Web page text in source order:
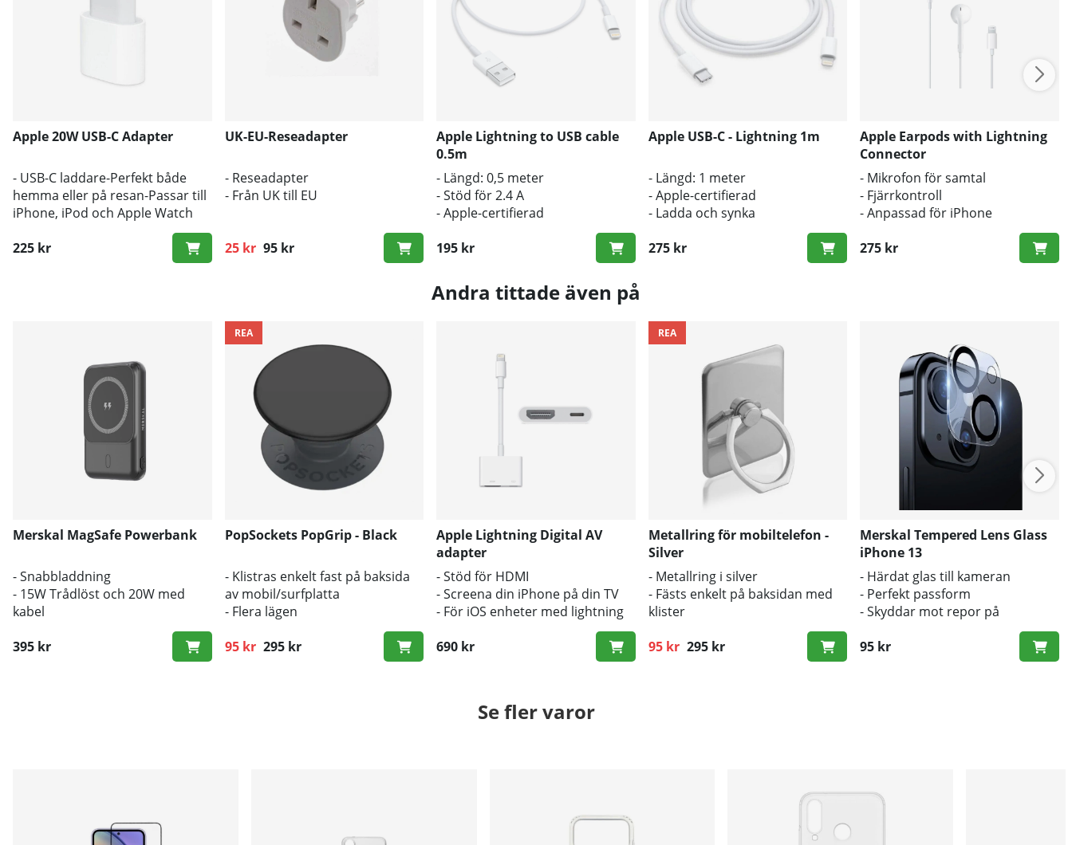
Apple 20W USB-C Adapter
- USB-C laddare-Perfekt både
hemma eller på resan-Passar till
iPhone, iPod och Apple Watch
225 kr
UK-EU-Reseadapter
- Reseadapter
- Från UK till EU
25 kr 95 kr
Ordinarie pris:
Apple Lightning to USB cable
0.5m
- Längd: 0,5 meter
- Stöd för 2.4 A
- Apple-certifierad
195 kr
Apple USB-C - Lightning 1m
- Längd: 1 meter
- Apple-certifierad
- Ladda och synka
275 kr
Apple Earpods with Lightning
Connector
- Mikrofon för samtal
- Fjärrkontroll
- Anpassad för iPhone
275 kr
Andra tittade även på
Merskal MagSafe Powerbank
- Snabbladdning
- 15W Trådlöst och 20W med
kabel
395 kr
REA
PopSockets PopGrip - Black
- Klistras enkelt fast på baksida
av mobil/surfplatta
- Flera lägen
95 kr 295 kr
Ordinarie pris:
Apple Lightning Digital AV
adapter
- Stöd för HDMI
- Screena din iPhone på din TV
- För iOS enheter med lightning
690 kr
REA
Metallring för mobiltelefon -
Silver
- Metallring i silver
- Fästs enkelt på baksidan med
klister
95 kr 295 kr
Ordinarie pris:
Merskal Tempered Lens Glass
iPhone 13
- Härdat glas till kameran
- Perfekt passform
- Skyddar mot repor på
95 kr
Se fler varor